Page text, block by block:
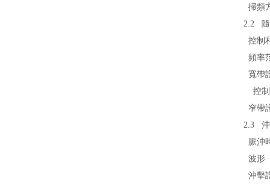
掃頻
2.2
控制
頻
寬帶
控
窄帶
2.3 沖
脈
波
沖擊